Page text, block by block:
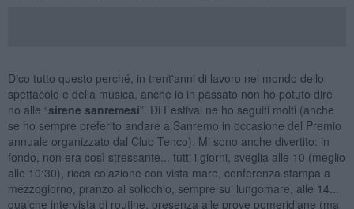
Dico tutto questo perché, in trent'anni di lavoro nel mondo dello
spettacolo e della musica, anche io in passato non ho potuto dire
no alle “sirene sanremesi”. Di Festival ne ho seguiti molti (anche
se ho sempre preferito andare a Sanremo in occasione del Premio
annuale organizzato dal Club Tenco). Mi sono anche divertito: in
fondo, non era così stressante... tutti i giorni, sveglia alle 10 (meglio
alle 10:30), ricca colazione con vista mare, conferenza stampa a
mezzogiorno, pranzo al solicchio, sempre sul lungomare, alle 14...
qualche intervista di routine, presenza alle prove pomeridiane (ma